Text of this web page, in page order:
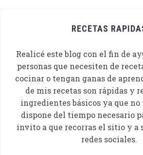
RECETAS
Realicé este blog con el fin de
personas que necesiten de
cocinar o tengan ganas de
de mis recetas son rápidas y
ingredientes básicos ya que
dispone del tiempo necesario
invito a que recorras el sitio y a
redes sociales.